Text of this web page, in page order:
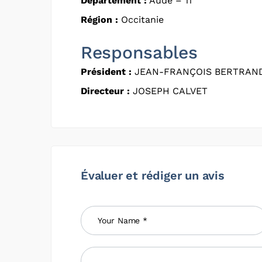
Région : Occitanie
Responsables
Président : JEAN-FRANÇOIS
Directeur : JOSEPH CALVET
Évaluer et rédiger un avis